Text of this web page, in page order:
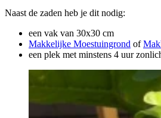
Naast de zaden heb je dit nodig:
een vak van 30x30 cm
Makkelijke Moestuingrond of
een plek met minstens 4 uur